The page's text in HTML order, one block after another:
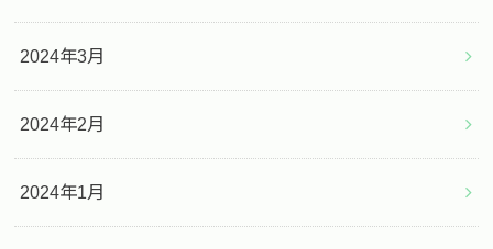
2024年3月
2024年2月
2024年1月